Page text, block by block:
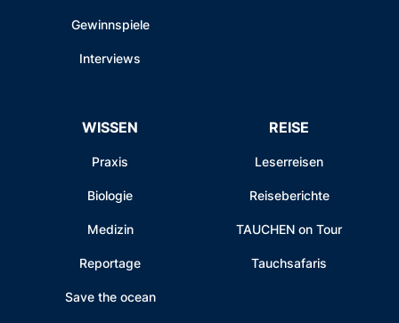
Gewinnspiele
Interviews
WISSEN
Praxis
Biologie
Medizin
Reportage
Save the ocean
REISE
Leserreisen
Reiseberichte
TAUCHEN on Tour
Tauchsafaris